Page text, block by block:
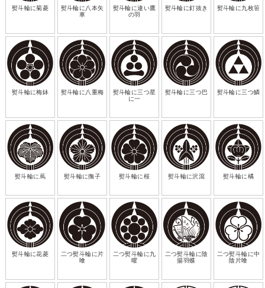
熨斗輪に菊菱
熨斗輪に八本矢
車
熨斗輪に違い鷹
の羽
熨斗輪に釘抜き 熨斗輪に九枚笹
熨斗輪に梅鉢 熨斗輪に八重梅
熨斗輪に三つ星
に一
熨斗輪に三つ巴 熨斗輪に三つ鱗
熨斗輪に蔦 熨斗輪に撫子 熨斗輪に桜 熨斗輪に沢瀉 熨斗輪に橘
熨斗輪に花菱
二つ熨斗輪に片
喰
二つ熨斗輪に九
曜
二つ熨斗輪に陰
揚羽蝶
二つ熨斗輪に中
陰片喰